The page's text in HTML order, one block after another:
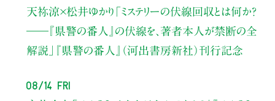
天祢涼×松井ゆかり 「ミステリーの伏線回収とは何か？
――『県警の番人』の伏線を、著者本人が禁断の全
解説」
『県警の番人』（河出書房新社）刊行記念
08/14 Fri